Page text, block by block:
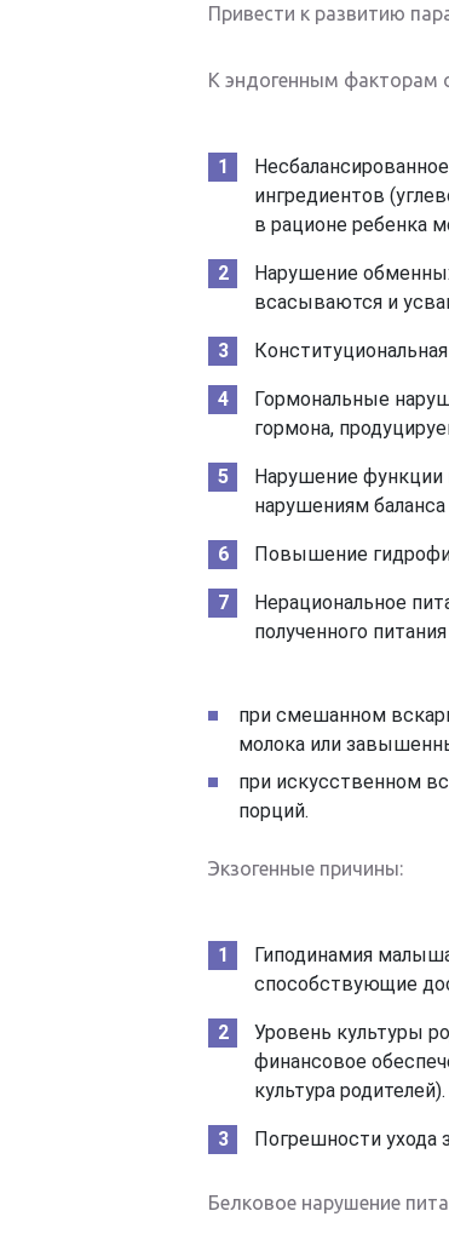
Привести к развитию
К эндогенным факторам
ингредиентов
в рационе ребенка
Нарушение
всасываются и
Гормональные
гормона,
Нарушение функции
нарушениям
Повышение
Нерациональное
полученного
при смешанном
молока или
при искусственном
порций.
Экзогенные причины:
Гиподинамия
способствующие
Уровень культуры
финансовое
культура родителей).
Погрешности ухода
Белковое нарушение